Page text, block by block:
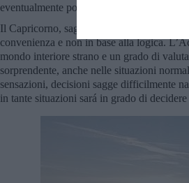
eventualmente potrebbe mancare di
Il Capricorno, saggio e responsabile, ma é
convenienza e non in base alla logica.
mondo interiore strano e un grado di
sorprendente, anche nelle situazioni
sensazioni, decisioni sagge difficilmente
in tante situazioni sará in grado di